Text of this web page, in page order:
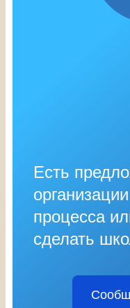
Есть
процесса
сделать